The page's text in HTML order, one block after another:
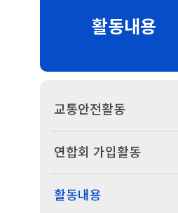
활동내용
교통안전활동
연합회 가입활동
활동내용